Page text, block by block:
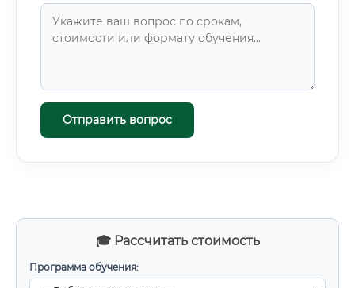
🎓 Рассчитать стоимость
Программа обучения:
Отправить вопрос